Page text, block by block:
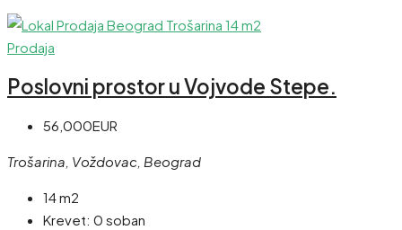
Prodaja
Poslovni prostor u Vojvode Stepe.
56,000EUR
Trošarina, Voždovac, Beograd
14 m2
Krevet: 0 soban